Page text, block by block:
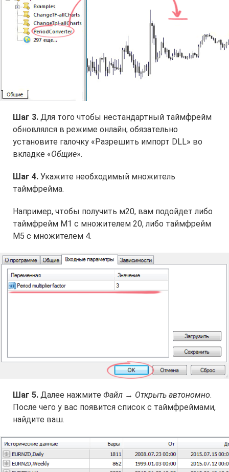
Шаг 3. Для того чтобы нестандартный таймфрейм
обновлялся в режиме онлайн, обязательно
установите галочку «Разрешить импорт DLL» во
вкладке «Общие».
Шаг 4. Укажите необходимый множитель
таймфрейма.
Например, чтобы получить м20, вам подойдет либо
таймфрейм М1 с множителем 20, либо таймфрейм
М5 с множителем 4.
Шаг 5. Далее нажмите Файл → Открыть автономно.
После чего у вас появится список с таймфреймами,
найдите ваш.